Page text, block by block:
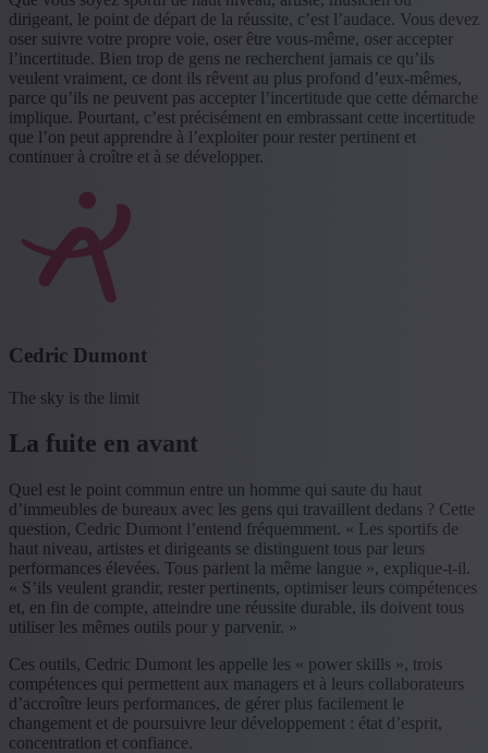
dirigeant, le point de départ de la réussite, c’est l’audace. Vous devez
oser suivre votre propre voie, oser être vous-même, oser accepter
l’incertitude. Bien trop de gens ne recherchent jamais ce qu’ils
veulent vraiment, ce dont ils rêvent au plus profond d’eux-mêmes,
parce qu’ils ne peuvent pas accepter l’incertitude que cette démarche
implique. Pourtant, c’est précisément en embrassant cette incertitude
que l’on peut apprendre à l’exploiter pour rester pertinent et
continuer à croître et à se développer.
Cedric Dumont
The sky is the limit
La fuite en avant
Quel est le point commun entre un homme qui saute du haut
d’immeubles de bureaux avec les gens qui travaillent dedans ? Cette
question, Cedric Dumont l’entend fréquemment. « Les sportifs de
haut niveau, artistes et dirigeants se distinguent tous par leurs
performances élevées. Tous parlent la même langue », explique-t-il.
« S’ils veulent grandir, rester pertinents, optimiser leurs compétences
et, en fin de compte, atteindre une réussite durable, ils doivent tous
utiliser les mêmes outils pour y parvenir. »
Ces outils, Cedric Dumont les appelle les « power skills », trois
compétences qui permettent aux managers et à leurs collaborateurs
d’accroître leurs performances, de gérer plus facilement le
changement et de poursuivre leur développement : état d’esprit,
concentration et confiance.